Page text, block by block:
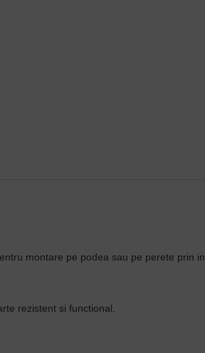
montare pe podea sau pe perete prin
rezistent si functional.